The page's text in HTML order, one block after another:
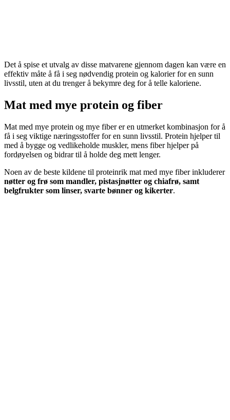
Det å spise et utvalg av disse matvarene gjennom dagen kan være en
effektiv måte å få i seg nødvendig protein og kalorier for en sunn
livsstil, uten at du trenger å bekymre deg for å telle kaloriene.
Mat med mye protein og fiber
Mat med mye protein og mye fiber er en utmerket kombinasjon for å
få i seg viktige næringsstoffer for en sunn livsstil. Protein hjelper til
med å bygge og vedlikeholde muskler, mens fiber hjelper på
fordøyelsen og bidrar til å holde deg mett lenger.
Noen av de beste kildene til proteinrik mat med mye fiber inkluderer
nøtter og frø som mandler, pistasjnøtter og chiafrø, samt
belgfrukter som linser, svarte bønner og kikerter.